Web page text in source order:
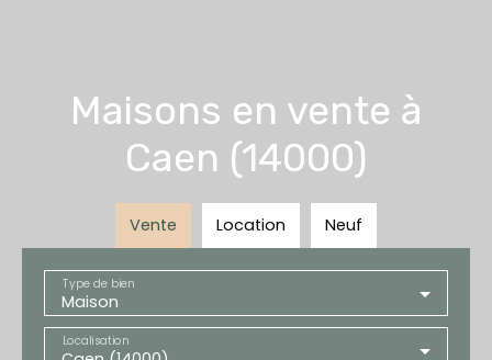
Maisons en vente à
Caen (14000)
Vente Location Neuf
Maison
Type de bien
Localisation